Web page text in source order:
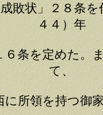
敗状」２８条
４４）年
６条を定めた。
て、
に所領を持つ御